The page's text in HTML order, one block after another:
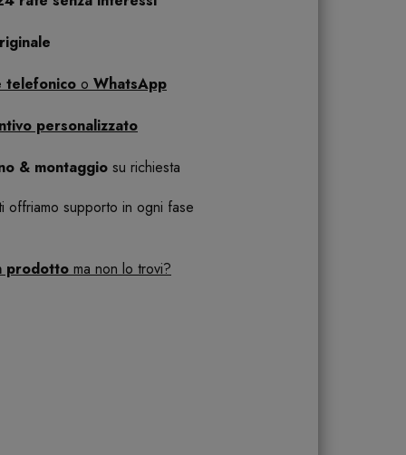
telefonico o WhatsApp
personalizzato
& montaggio su richiesta
offriamo supporto in ogni fase
prodotto ma non lo trovi?